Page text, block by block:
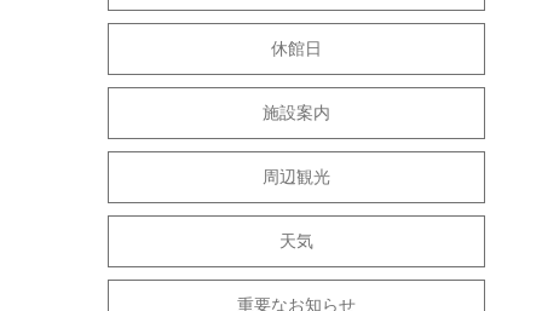
休館日
施設案内
周辺観光
天気
重要なお知らせ